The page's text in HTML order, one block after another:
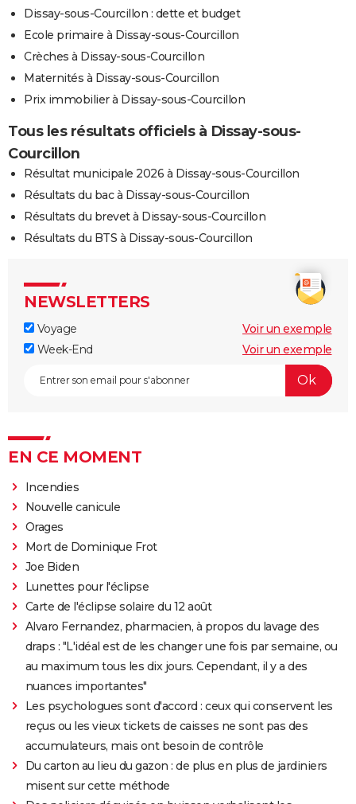
Dissay-sous-Courcillon : dette et budget
Ecole primaire à Dissay-sous-Courcillon
Crèches à Dissay-sous-Courcillon
Maternités à Dissay-sous-Courcillon
Prix immobilier à Dissay-sous-Courcillon
Tous les résultats officiels à Dissay-sous-
Courcillon
Résultat municipale 2026 à Dissay-sous-Courcillon
Résultats du bac à Dissay-sous-Courcillon
Résultats du brevet à Dissay-sous-Courcillon
Résultats du BTS à Dissay-sous-Courcillon
NEWSLETTERS
Voyage
Voir un exemple
Week-End
Voir un exemple
EN CE MOMENT
Incendies
Nouvelle canicule
Orages
Mort de Dominique Frot
Joe Biden
Lunettes pour l'éclipse
Carte de l'éclipse solaire du 12 août
Alvaro Fernandez, pharmacien, à propos du lavage des
draps : "L'idéal est de les changer une fois par semaine, ou
au maximum tous les dix jours. Cependant, il y a des
nuances importantes"
Les psychologues sont d'accord : ceux qui conservent les
reçus ou les vieux tickets de caisses ne sont pas des
accumulateurs, mais ont besoin de contrôle
Du carton au lieu du gazon : de plus en plus de jardiniers
misent sur cette méthode